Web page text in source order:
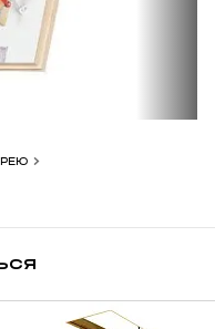
для дома
и крепкая